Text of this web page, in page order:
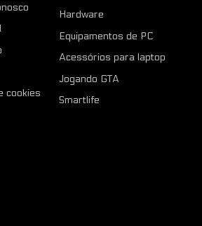
cookies
Hardware
Equipamentos de PC
Acessórios para laptop
Jogando GTA
Smartlife